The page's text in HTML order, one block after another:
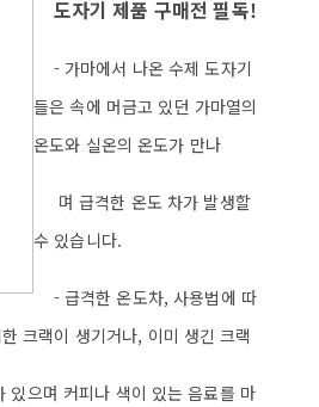
도자기 제품 구매전 필독!
- 가마에서 나온 수제 도자기
들은 속에 머금고 있던 가마열의
온도와 실온의 온도가 만나
며 급격한 온도 차가 발생할
수 있습니다.
- 급격한 온도차, 사용법에 따
크랙이 생기거나, 이미 생긴 크랙
으며 커피나 색이 있는 음료를 마